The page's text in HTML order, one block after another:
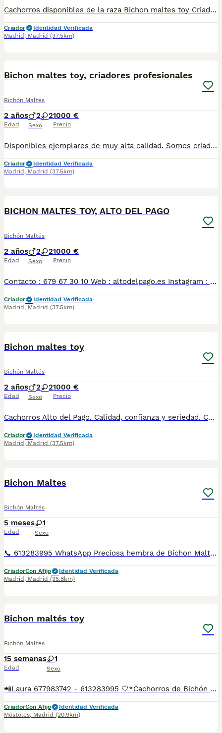
Cachorros disponibles de la raza Bichon maltes toy Criadores responsables y profesionales. Exigimos seriedad. Posibilidad de ver a los ejemplares en su lugar de nacimiento junto con sus padres. Se entregan con toda su documentación en regla. tlf 679 67 30 10 preferimos una llamada teléfonica para resolver dudas, pero podeis conocernos en altodelpago.es intagram@altodelpago
Criador
Identidad Verificada
Madrid , Madrid (37.5km)
Bichon maltes toy, criadores profesionales
Bichón Maltés
2 años
Edad
2 2
Sexo
1000 €
Precio
Disponibles ejemplares de muy alta calidad. Somos criadores con muchos años de experiencia en la raza, responsables y entregamos nuestros ejemplares con toda su documentación en regla Pedimos seriedad Contacto : 679 67 30 10 Web : altodelpago.es Instagram : @altodelpago
Criador
Identidad Verificada
Madrid , Madrid (37.5km)
BICHON MALTES TOY, ALTO DEL PAGO
Bichón Maltés
2 años
Edad
2 2
Sexo
1000 €
Precio
Contacto : 679 67 30 10 Web : altodelpago.es Instagram : @altodelpago Criados en ambiente familiar, en plena naturaleza. Se entregan con toda su documentación y cartilla. Posibilidad de visitarnos cualquier dia del año. Pedimos seriedad y responsabilidad.
Criador
Identidad Verificada
Madrid , Madrid (37.5km)
Bichon maltes toy
Bichón Maltés
2 años
Edad
2 2
Sexo
1000 €
Precio
Cachorros Alto del Pago. Calidad, confianza y seriedad. Contacto : 679 67 30 10 Web : altodelpago.es Instagram : @altodelpago
Criador
Identidad Verificada
Madrid , Madrid (37.5km)
Bichon Maltes
Bichón Maltés
5 meses
Edad
1
Sexo
📞 613283995 WhatsApp Preciosa hembra de Bichon Maltes de linea coreana de las mas pequeñinas Entregamos nuestros pequeños cachorritos con todas las garantías y cuidados necesarios , disponemos de núcleo zoológico para crianza y venta de nuestros cachorros . ✅Desparasitaciones y vacunas correspondientes a su edad . ✅Cartilla de vacunación . ✅Revisiones veterinarias . ✅Garantías víricas de 15 días . ✅Garantías genéticas de un año . Seriedad , confianza y bienestar animal son nuestra prioridad . También ofrecemos transporte propio para nuestros pequeños cachorros a toda la península , el pago lo podéis hacer contra reembolso . (con coste adicional) . Mandamos a toda España . Disponemos de varias razas Si no esta la raza que queréis llámanos , intentaremos encontrártela , trabajamos con los mejores criadores de España .
CriadorCon Afijo
Identidad Verificada
Madrid , Madrid (35.8km)
Bichon maltés toy
Bichón Maltés
15 semanas
Edad
1
Sexo
📲Laura 677983742 - 613283995 🤍*Cachorros de Bichón maltés toy hembras*🤍 ¿Buscas un nuevo compañero para tu hogar? ❤️ Tenemos preciosos cachorros listos para encontrar una familia responsable. ✅ Vacunados ✅ Desparasitados ✅ Cartilla sanitaria ✅ Garantías incluidas ✅ Máxima atención y cuidado Se hacen envíos a toda España: Andalucía: Almería, Cádiz, Córdoba, Granada, Huelva, Jaén, Málaga, Sevilla.Aragón: Huesca, Teruel, Zaragoza.Asturias: Oviedo.Baleares: Palma.Canarias: Las Palmas de Gran Canaria, Santa Cruz de Tenerife.Cantabria: Santander.Castilla-La Mancha: Albacete, Ciudad Real, Cuenca, Guadalajara, Toledo.Castilla y León: Ávila, Burgos, León, Palencia, Salamanca, Segovia, Soria, Valladolid, Zamora.Cataluña: Barcelona, Gerona (Girona), Lérida (Lleida), Tarragona.Comunidad Valenciana: Alicante, Castellón de la Plana, Valencia.Extremadura: Badajoz, Cáceres.Galicia: La Coruña (A Coruña), Lugo, Orense (Ourense), Pontevedra.La Rioja: Logroño.Madrid: Madrid.Murcia: Murcia.Navarra: Pamplona.País Vasco: Bilbao (Vizcaya), San Sebastián (Guipúzcoa), Vitoria (Álava). 🐾 Cachorros sanos, sociables y criados con mucho cariño. 📲 ¡Pregunta sin compromiso por disponibilidad, fotos y precios por mensaje privado!
CriadorCon Afijo
Identidad Verificada
Móstoles, Madrid (20.9km)